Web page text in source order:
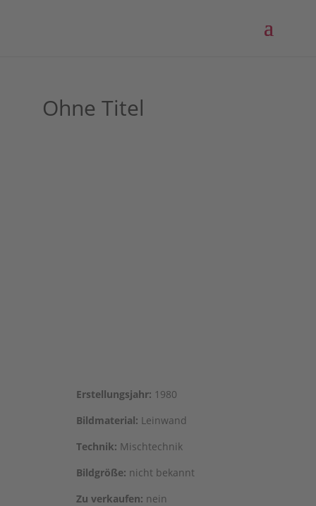
Ohne Titel
Erstel­lungs­jahr: 1980
Bild­ma­te­ri­al: Leinwand
Tech­nik: Mischtechnik
Bild­grö­ße: nicht bekannt
Zu ver­kau­fen: nein